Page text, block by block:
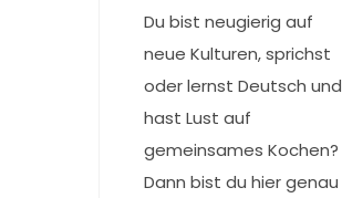
Du bist neugierig auf
neue Kulturen, sprichst
oder lernst Deutsch und
hast Lust auf
gemeinsames Kochen?
Dann bist du hier genau